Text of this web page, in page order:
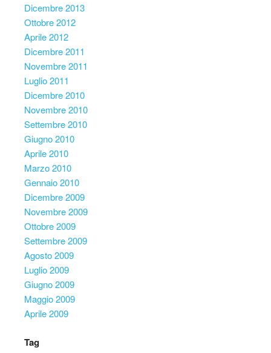
Dicembre 2013
Ottobre 2012
Aprile 2012
Dicembre 2011
Novembre 2011
Luglio 2011
Dicembre 2010
Novembre 2010
Settembre 2010
Giugno 2010
Aprile 2010
Marzo 2010
Gennaio 2010
Dicembre 2009
Novembre 2009
Ottobre 2009
Settembre 2009
Agosto 2009
Luglio 2009
Giugno 2009
Maggio 2009
Aprile 2009
Tag